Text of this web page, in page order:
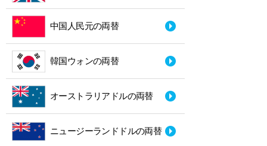
中国人民元の両替
韓国ウォンの両替
オーストラリアドルの両替
ニュージーランドドルの両替